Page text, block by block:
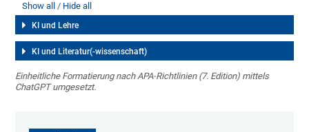
Show all Hide all
KI und Lehre
KI und Literatur(-wissenschaft)
Einheitliche Formatierung nach APA-Richtlinien (7. Edition) mittels
ChatGPT umgesetzt.